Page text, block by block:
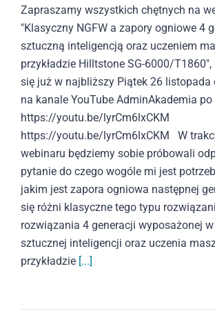
Zapraszamy wszystkich chętnych na
"Klasyczny NGFW a zapory ogniowe 4
sztuczną inteligencją oraz uczeniem
przykładzie Hilltstone SG-6000/
się już w najbliższy Piątek 26 listopada
na kanale YouTube AdminAkademia po
https://youtu.be/lyrCm6lxCKM
https://youtu.be/lyrCm6lxCKM W
webinaru będziemy sobie próbowali
pytanie do czego wogóle mi jest
jakim jest zapora ogniowa następnej
się różni klasyczne tego typu
rozwiązania 4 generacji wyposażonej
sztucznej inteligencji oraz uczenia
przykładzie [...]